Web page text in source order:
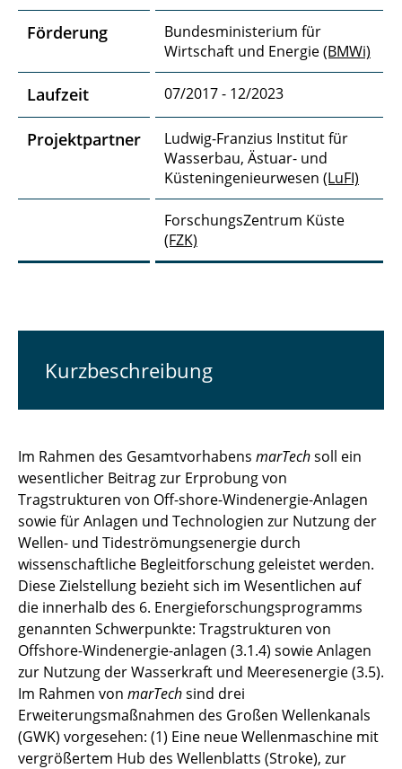
CoastalFutures
COIN
DV Helgoland
Gute Küste Niedersachsen
MUSCHEL
NuLIMAS
NumSiLaSu
ÖkoProFeiLa
Reallabor 70 GW Offshore Wind
ReFresh
Sandküste St. Peter-Ording
Strandschutz
Förderung
Bundesministerium für
Wirtschaft und Energie(BMWi)
Laufzeit 07/2017 - 12/2023
Projektpartner
Ludwig-Franzius Institut für
Wasserbau, Ästuar- und
Küsteningenieurwesen (LuFI)
ForschungsZentrum Küste
(FZK)
Kurzbeschreibung
Im Rahmen des Gesamtvorhabens marTechsoll ein
wesentlicher Beitrag zur Erprobung von
Tragstrukturen von Off-shore-Windenergie-Anlagen
sowie für Anlagen und Technologien zur Nutzung der
Wellen- und Tideströmungsenergie durch
wissenschaftliche Begleitforschung geleistet werden.
Diese Zielstellung bezieht sich im Wesentlichen auf
die innerhalb des 6. Energieforschungsprogramms
genannten Schwerpunkte: Tragstrukturen von
Offshore-Windenergie-anlagen (3.1.4) sowie Anlagen
zur Nutzung der Wasserkraft und Meeresenergie (3.5).
Im Rahmen von marTechsind drei
Erweiterungsmaßnahmen des Großen Wellenkanals
(GWK) vorgesehen: (1) Eine neue Wellenmaschine mit
vergrößertem Hub des Wellenblatts (Stroke), zur